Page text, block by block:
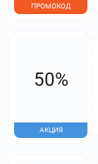
ПРОМОКОД
50%
АКЦИЯ